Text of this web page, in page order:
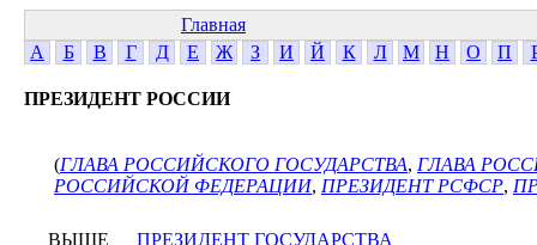
Главная
А
Б В Г Д Е Ж З И Й К Л М Н О П
ПРЕЗИДЕНТ РОССИИ
(ГЛАВА РОССИЙСКОГО ГОСУДАРСТВА, ГЛАВА
РОССИЙСКОЙ ФЕДЕРАЦИИ, ПРЕЗИДЕНТ РСФСР,
ВЫШЕ
ПРЕЗИДЕНТ ГОСУДАРСТВА